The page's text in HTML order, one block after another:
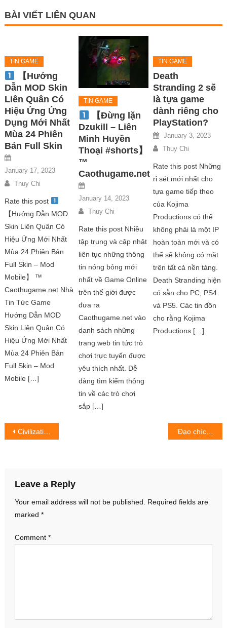
BÀI VIẾT LIÊN QUAN
TIN GAME
【Hướng
Dẫn MOD Skin
Liên Quân Có
Hiệu Ứng Ứng
Dụng Mới Nhất
Mùa 24 Phiên
Bản Full Skin
January 17, 2023
Thuy Chi
Rate this post
【Hướng Dẫn MOD
Skin Liên Quân Có
Hiệu Ứng Mới Nhất
Mùa 24 Phiên Bản
Full Skin – Mod
Mobile】 ™
Caothugame.net Nhà
Tin Tức Game
Hướng Dẫn MOD
Skin Liên Quân Có
Hiệu Ứng Mới Nhất
Mùa 24 Phiên Bản
Full Skin – Mod
Mobile […]
TIN GAME
【Đừng lặn
Dzukill – Liên
Minh Huyền
Thoại #shorts】
™
Caothugame.net
January 14, 2023
Thuy Chi
Rate this post Nhiều
tập trung và cập nhật
liên tục những thông
tin nóng bỏng mới
nhất về Game Online
trên thế giới được
đưa ra
Caothugame.net vào
danh sách những
trang web tin tức trò
chơi trực tuyến được
yêu thích nhất. Dễ
dàng tìm kiếm thông
tin về các trò chơi
sắp […]
TIN GAME
Death
Stranding 2 sẽ
là tựa game
dành riêng cho
PlayStation?
January 3, 2023
Thuy Chi
Rate this post Những
rỉ sét mới nhất cho
tựa game tiếp theo
của Kojima
Productions có thể
không phải là một IP
hoàn toàn mới và có
thể sẽ không có mặt
trên tất cả nền tảng.
Death Stranding hiện
có sẵn cho PC, PS4
và PS5. Các tin đồn
cho rằng Kojima
Productions […]
Post
Civilization: Reign of Power mở đăng ký trước! – Trò chơi Tin ‘Đạo chích’ lẻn vào xe ô tô dò điện thoại bán lấy tiền chơi game
Leave a Reply
Your email address will not be published.
Required fields are
marked *
Comment *